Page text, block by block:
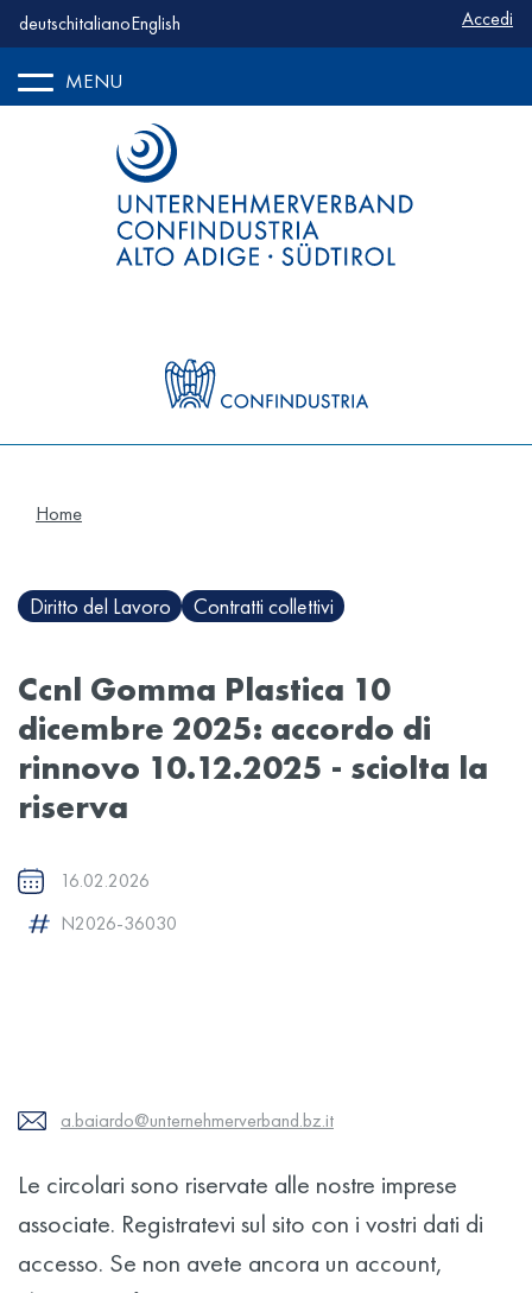
deutschitalianoEnglish Accedi
MENU
Home
Diritto del Lavoro Contratti collettivi
Ccnl Gomma Plastica 10
dicembre 2025: accordo di
rinnovo 10.12.2025 - sciolta la
riserva
16.02.2026
N2026-36030
a.baiardo@unternehmerverband.bz.it
Le circolari sono riservate alle nostre imprese
associate. Registratevi sul sito con i vostri dati di
accesso. Se non avete ancora un account,